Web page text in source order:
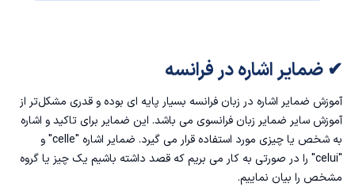
✔ ضمایر اشاره در فرانسه
آموزش ضمایر اشاره در زبان فرانسه بسیار پایه ای بوده و قدری مشکل‌تر از
آموزش سایر ضمایر زبان فرانسوی می باشد. این ضمایر برای تاکید و اشاره
به شخص یا چیزی مورد استفاده قرار می گیرد. ضمایر اشاره "celle" و
"celui" را در صورتی به کار می بریم که قصد داشته باشیم یک چیز یا گروه
مشخص را بیان نماییم.